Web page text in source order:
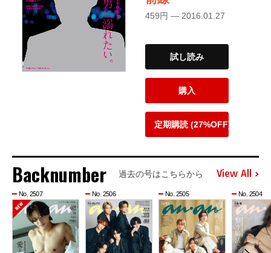
459円 — 2016.01.27
試し読み
購入
定期購読 (27%OFF)
Backnumber 過去の号はこちらから View All
No. 2507 No. 2506 No. 2505 No. 2504